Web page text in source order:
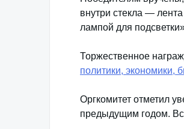
внутри стекла —
лампой для
Торжественное
политики, экономики,
Оргкомитет отметил
предыдущим годом.